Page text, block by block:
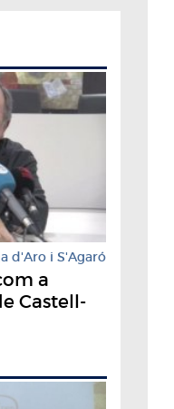
d'Aro i S'Agaró
a
Castell-